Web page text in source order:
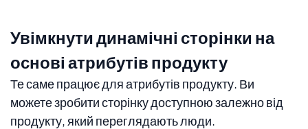
Увімкнути динамічні сторінки на
основі атрибутів продукту
Те саме працює для атрибутів продукту. Ви
можете зробити сторінку доступною залежно від
продукту, який переглядають люди.